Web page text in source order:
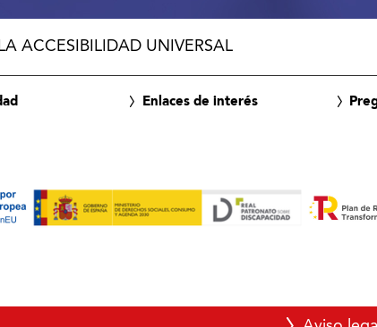
ACCESIBILIDAD UNIVERSAL
Enlaces de interés